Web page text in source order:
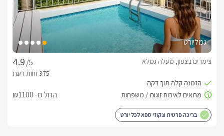
גמליורט
/5
צימרים בצפון, מעלה גמלא
החל מ- ₪1100
בריכה פרטית וגקוזי ספא לכל יורט